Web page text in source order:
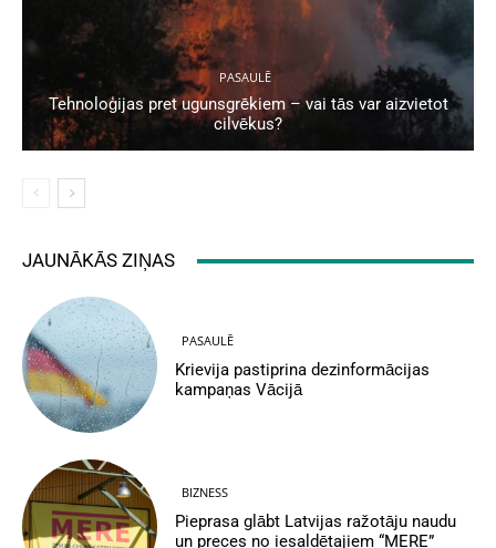
PASAULĒ
Tehnoloģijas pret ugunsgrēkiem – vai tās var aizvietot
cilvēkus?
JAUNĀKĀS ZIŅAS
PASAULĒ
Krievija pastiprina dezinformācijas
kampaņas Vācijā
BIZNESS
Pieprasa glābt Latvijas ražotāju naudu
un preces no iesaldētajiem “MERE”